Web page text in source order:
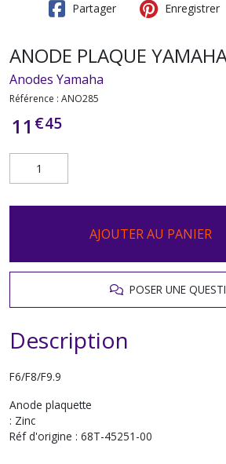
Partager Enregistrer
ANODE PLAQUE
Anodes Yamaha
Référence : ANO285
11 €45
AJOUTER AU PANIER
POSER UNE
Description
F6/F8/F9.9
Anode plaquette
: Zinc
Réf d'origine : 68T-45251-00